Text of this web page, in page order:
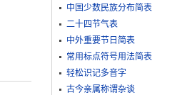
中国少数民族分布简表
二十四节气表
中外重要节日简表
常用标点符号用法简表
轻松识记多音字
古今亲属称谓杂谈